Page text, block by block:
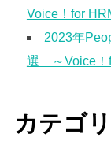
Voice！for
2023年
選 ～Voice！
カテゴリ